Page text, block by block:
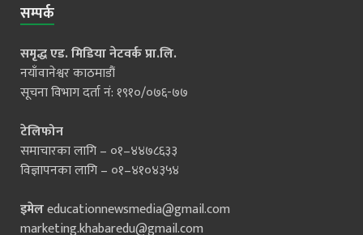
सम्पर्क
समृद्ध एड. मिडिया नेटवर्क प्रा.लि.
नयाँवानेश्वर काठमाडौं
सूचना विभाग दर्ता नं: १९१०/०७६-७७
टेलिफोन
समाचारका लागि – ०१–४४७८६३३
विज्ञापनका लागि – ०१–४१०४३५४
इमेलeducationnewsmedia@gmail.com
marketing.khabaredu@gmail.com